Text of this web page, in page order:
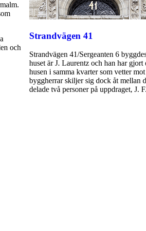
och
Strandvägen 41
Strandvägen 41/Sergeanten 6
huset är J. Laurentz och han har
husen i samma kvarter som vetter
byggherrar skiljer sig dock åt mellan
delade två personer på uppdraget, J.